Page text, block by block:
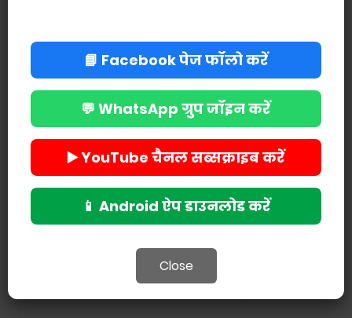
📘 Facebook पेज फॉलो करें
💬 WhatsApp ग्रुप जॉइन करें
▶️ YouTube चैनल सब्सक्राइब करें
📱 Android ऐप डाउनलोड करें
Close